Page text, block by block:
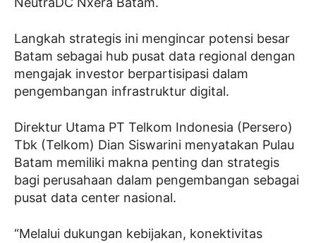
Langkah strategis ini mengincar potensi besar
Batam sebagai hub pusat data regional dengan
mengajak investor berpartisipasi dalam
pengembangan infrastruktur digital.
Direktur Utama PT Telkom Indonesia (Persero)
Tbk (Telkom) Dian Siswarini menyatakan Pulau
Batam memiliki makna penting dan strategis
bagi perusahaan dalam pengembangan sebagai
pusat data center nasional.
“Melalui dukungan kebijakan, konektivitas